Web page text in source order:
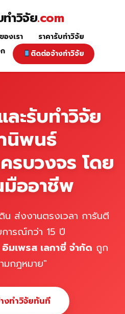
ทำวิจัย.com
องเรา
ราคารับทำวิจัย
ติดต่อจ้างทำวิจัย
ะรับทำวิจัย
นิพนธ์
บวงจร โดย
ออาชีพ
น ส่งงานตรงเวลา การันตี
ารณ์กว่า 15 ปี
มเพรส เลกาซี่ จำกัด ถูก
มกฎหมาย"
งทำวิจัยทันที